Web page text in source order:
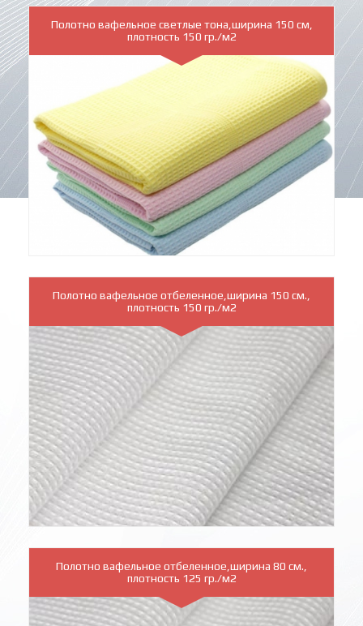
Полотно вафельное светлые тона,ширина 150 см,
плотность 150 гр./м2
Полотно вафельное отбеленное,ширина 150 см.,
плотность 150 гр./м2
Полотно вафельное отбеленное,ширина 80 см.,
плотность 125 гр./м2